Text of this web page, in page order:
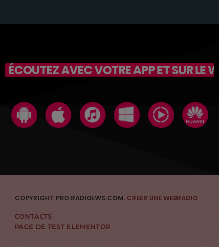
ÉCOUTEZ AVEC VOTRE APP ET SUR LE
COPYRIGHT PRO.RADIOLWS.COM. CREER UNE WEBRADIO
CONTACTS
PAGE DE TEST ELEMENTOR